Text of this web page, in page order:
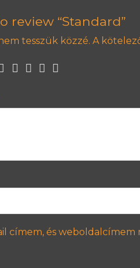
review “Standard”
tesszük közzé. A
címem, és